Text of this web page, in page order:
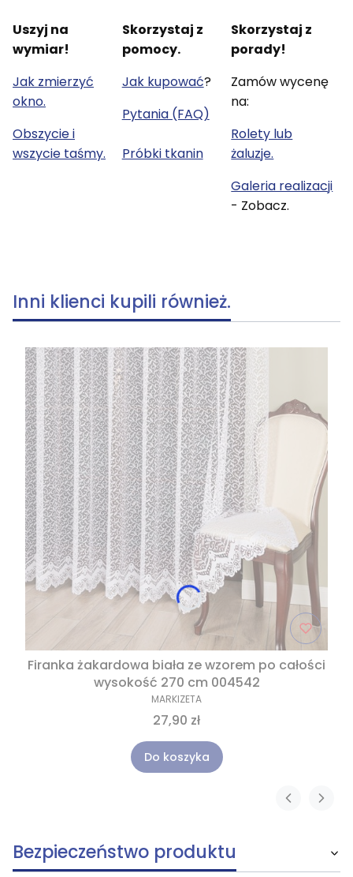
Uszyj na
wymiar!
Jak zmierzyć
okno.
Obszycie i
wszycie taśmy.
Skorzystaj z
pomocy.
Jak kupować?
Pytania (FAQ)
Próbki tkanin
Skorzystaj z
porady!
Zamów wycenę
na:
Rolety lub
żaluzje.
Galeria realizacji
- Zobacz.
Inni klienci kupili również.
Firanka żakardowa biała ze wzorem po całości
wysokość 270 cm 004542
MARKIZETA
27,90 zł
Do koszyka
Bezpieczeństwo produktu